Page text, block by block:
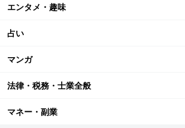
エンタメ・趣味
占い
マンガ
法律・税務・士業全般
マネー・副業